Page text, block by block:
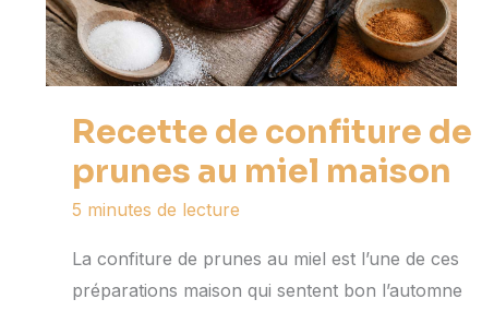
Recette de confiture de
prunes au miel maison
5 minutes de lecture
La confiture de prunes au miel est l’une de ces
préparations maison qui sentent bon l’automne